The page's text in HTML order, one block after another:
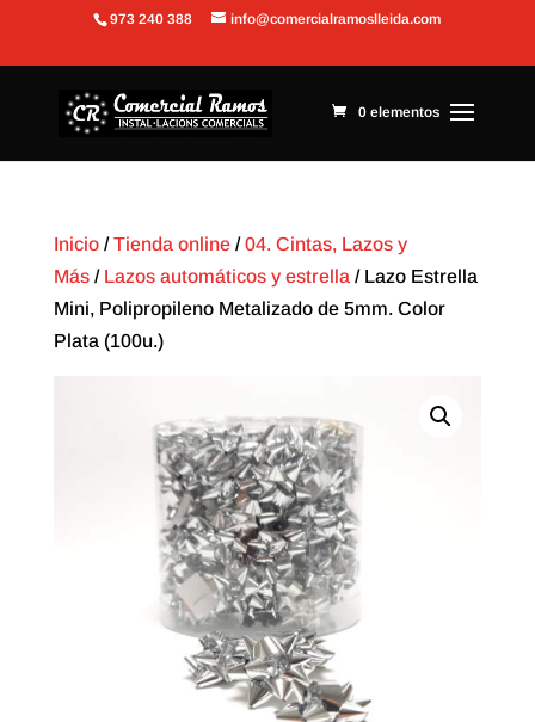
Abrir barra de herramientas
973 240 388 info@comercialramoslleida.com
0 elementos
Inicio/Tienda online/04. Cintas, Lazos y
Más/ Lazos automáticos y estrella / Lazo Estrella
Mini, Polipropileno Metalizado de 5mm. Color
Plata (100u.)